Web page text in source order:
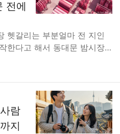
전에
헷갈리는 부분얼마 전 지인
한다고 해서 동대문 밤시장…
람
지